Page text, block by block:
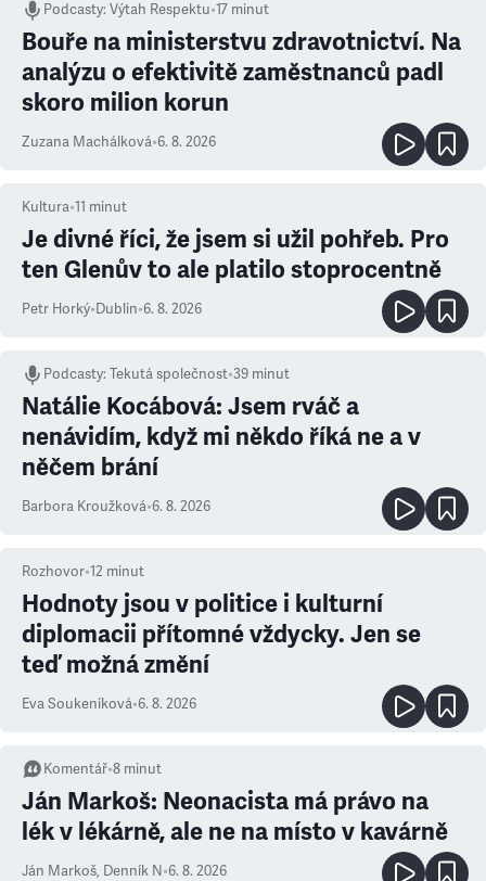
Podcasty:Výtah Respektu•17 minut
Bouře na ministerstvu zdravotnictví. Na
analýzu o efektivitě zaměstnanců padl
skoro milion korun
Zuzana Machálková•6. 8. 2026
Kultura•11 minut
Je divné říci, že jsem si užil pohřeb. Pro
ten Glenův to ale platilo stoprocentně
Petr Horký•Dublin•6. 8. 2026
Podcasty:Tekutá společnost•39 minut
Natálie Kocábová: Jsem rváč a
nenávidím, když mi někdo říká ne a v
něčem brání
Barbora Kroužková•6. 8. 2026
Rozhovor•12 minut
Hodnoty jsou v politice i kulturní
diplomacii přítomné vždycky. Jen se
teď možná změní
Eva Soukeníková•6. 8. 2026
Komentář•8 minut
Ján Markoš: Neonacista má právo na
lék v lékárně, ale ne na místo v kavárně
Ján Markoš, Denník N•6. 8. 2026